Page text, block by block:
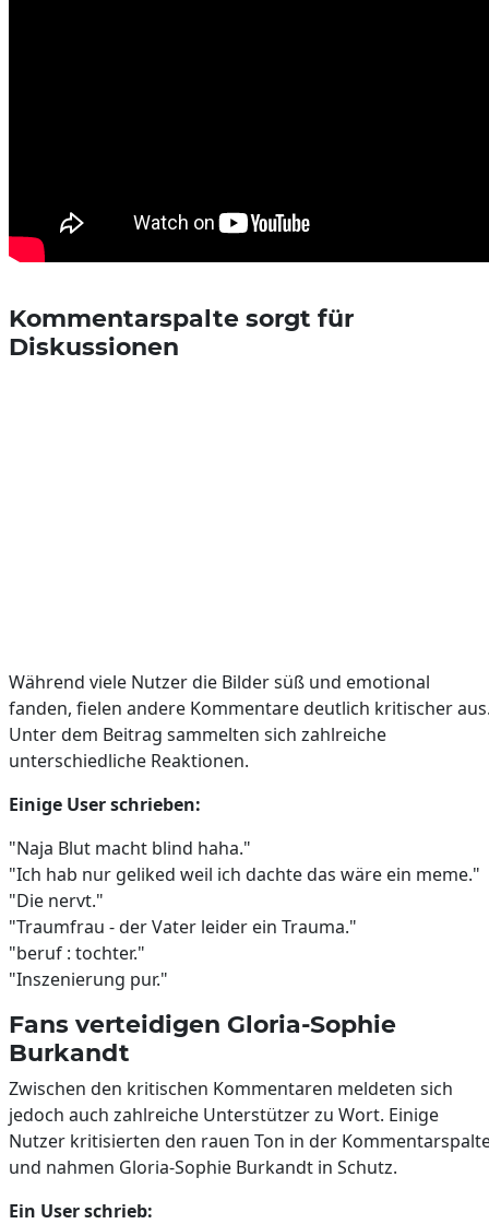
Kommentarspalte sorgt für
Diskussionen
Während viele Nutzer die Bilder süß und emotional
fanden, fielen andere Kommentare deutlich kritischer
Unter dem Beitrag sammelten sich zahlreiche
unterschiedliche Reaktionen.
Einige User schrieben:
"Naja Blut macht blind haha."
"Ich hab nur geliked weil ich dachte das wäre ein meme."
"Die nervt."
"Traumfrau - der Vater leider ein Trauma."
"beruf : tochter."
"Inszenierung pur."
Fans verteidigen Gloria-Sophie
Burkandt
Zwischen den kritischen Kommentaren meldeten sich
jedoch auch zahlreiche Unterstützer zu Wort. Einige
Nutzer kritisierten den rauen Ton in der
und nahmen Gloria-Sophie Burkandt in Schutz.
Ein User schrieb: